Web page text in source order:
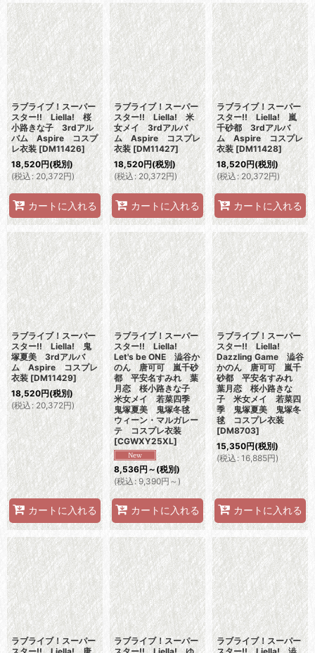
ラブライブ！スーパー
スター!! Liella! 桜
小路きな子 3rdアル
バム Aspire コスプ
レ衣装 [DM11426]
18,520円(税別)
(税込: 20,372円)
カートに入れる
ラブライブ！スーパー
スター!! Liella! 米
女メイ 3rdアルバ
ム Aspire コスプレ
衣装 [DM11427]
18,520円(税別)
(税込: 20,372円)
カートに入れる
ラブライブ！スーパー
スター!! Liella! 嵐
千砂都 3rdアルバ
ム Aspire コスプレ
衣装 [DM11428]
18,520円(税別)
(税込: 20,372円)
カートに入れる
ラブライブ！スーパー
スター!! Liella! 鬼
塚夏美 3rdアルバ
ム Aspire コスプレ
衣装 [DM11429]
18,520円(税別)
(税込: 20,372円)
カートに入れる
ラブライブ！スーパー
スター!! Liella!
Let's be ONE 澁谷か
のん 唐可可 嵐千砂
都 平安名すみれ 葉
月恋 桜小路きな子
米女メイ 若菜四季
鬼塚夏美 鬼塚冬毬
ウィーン・マルガレー
テ コスプレ衣装
[CGWXY25XL]
8,536円～(税別)
(税込: 9,390円～ )
カートに入れる
ラブライブ！スーパー
スター!! Liella!
Dazzling Game 澁谷
かのん 唐可可 嵐千
砂都 平安名すみれ
葉月恋 桜小路きな
子 米女メイ 若菜四
季 鬼塚夏美 鬼塚冬
毬 コスプレ衣装
[DM8703]
15,350円(税別)
(税込: 16,885円)
カートに入れる
ラブライブ！スーパー
ラブライブ！スーパー
ラブライブ！スーパー